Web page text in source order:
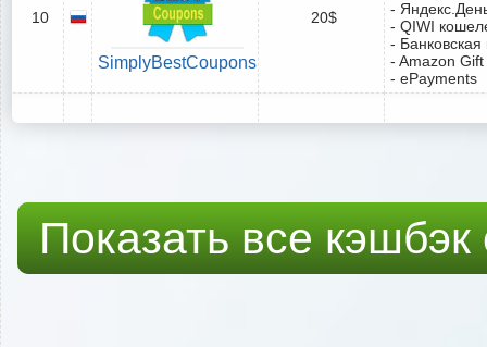
10
SimplyBestCoupons
20$
-
- QIWI
-
- Amazon
- ePayments
Показать все